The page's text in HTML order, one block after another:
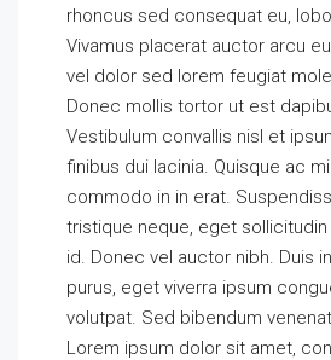
rhoncus sed consequat eu,
Vivamus placerat auctor arcu
vel dolor sed lorem feugiat
Donec mollis tortor ut est
Vestibulum convallis nisl et
finibus dui lacinia. Quisque ac
commodo in in erat.
tristique neque, eget
id. Donec vel auctor nibh. Duis
purus, eget viverra ipsum
volutpat. Sed bibendum
Lorem ipsum dolor sit amet,